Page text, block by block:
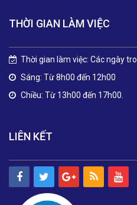
THỜI GIAN LÀM VIỆC
Thời gian làm việc: Các ngày
Sáng: Từ 8h00 đến 12h00
Chiều: Từ 13h00 đến 17h00.
LIÊN KẾT